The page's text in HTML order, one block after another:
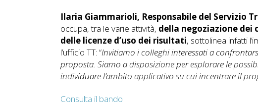
Ilaria Giammarioli, Responsabile del Servizio
occupa, tra le varie attività, della negoziazione dei
delle licenze d’uso dei risultati, sottolinea infatti
l’ufficio TT: “Invitiamo i colleghi interessati a
proposta. Siamo a disposizione per esplorare le
individuare l’ambito applicativo su cui incentrare il
Consulta il bando